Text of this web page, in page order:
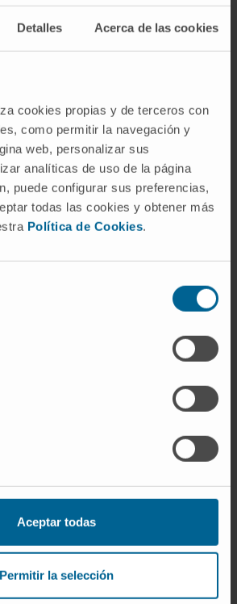
Detalles Acerca de las cookies
cookies propias y de terceros con
como permitir la navegación y
web, personalizar sus
analíticas de uso de la página
puede configurar sus preferencias,
todas las cookies y obtener más
Política de Cookies.
Aceptar todas
Permitir la selección
del Departamento de
1 capítulo de un libro y
17 artículos en revistas
a nuestra comunidad!